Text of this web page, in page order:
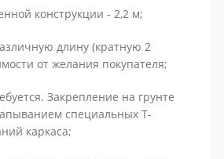
конструкции - 2,2 м;
длину (кратную 2
от желания покупателя;
Закрепление на грунте
специальных Т-
каркаса;